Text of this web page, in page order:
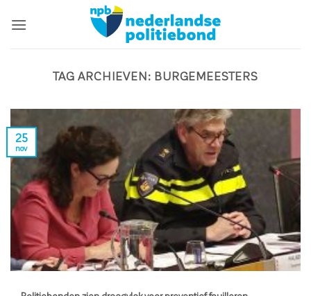
naar
TAG ARCHIEVEN: BURGEMEESTERS
25
nov